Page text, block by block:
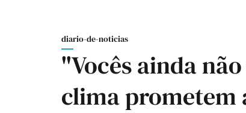
diario-de-noticias
"Vocês ainda
clima prometem